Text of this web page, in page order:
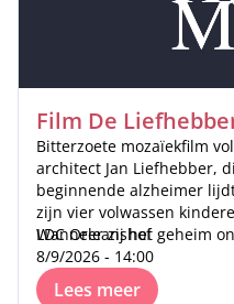
Film De
Bitterzoete mozaïekfilm
architect Jan Liefhebber,
beginnende alzheimer
zijn vier volwassen
Wanneer zij het geheim
onderlinge verhoudingen
staan
LDC Orleanshof
8/9/2026 - 14:00
Lees meer